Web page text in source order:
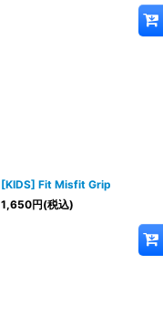
[KIDS] Fit Misfit Grip
1,650円(税込)